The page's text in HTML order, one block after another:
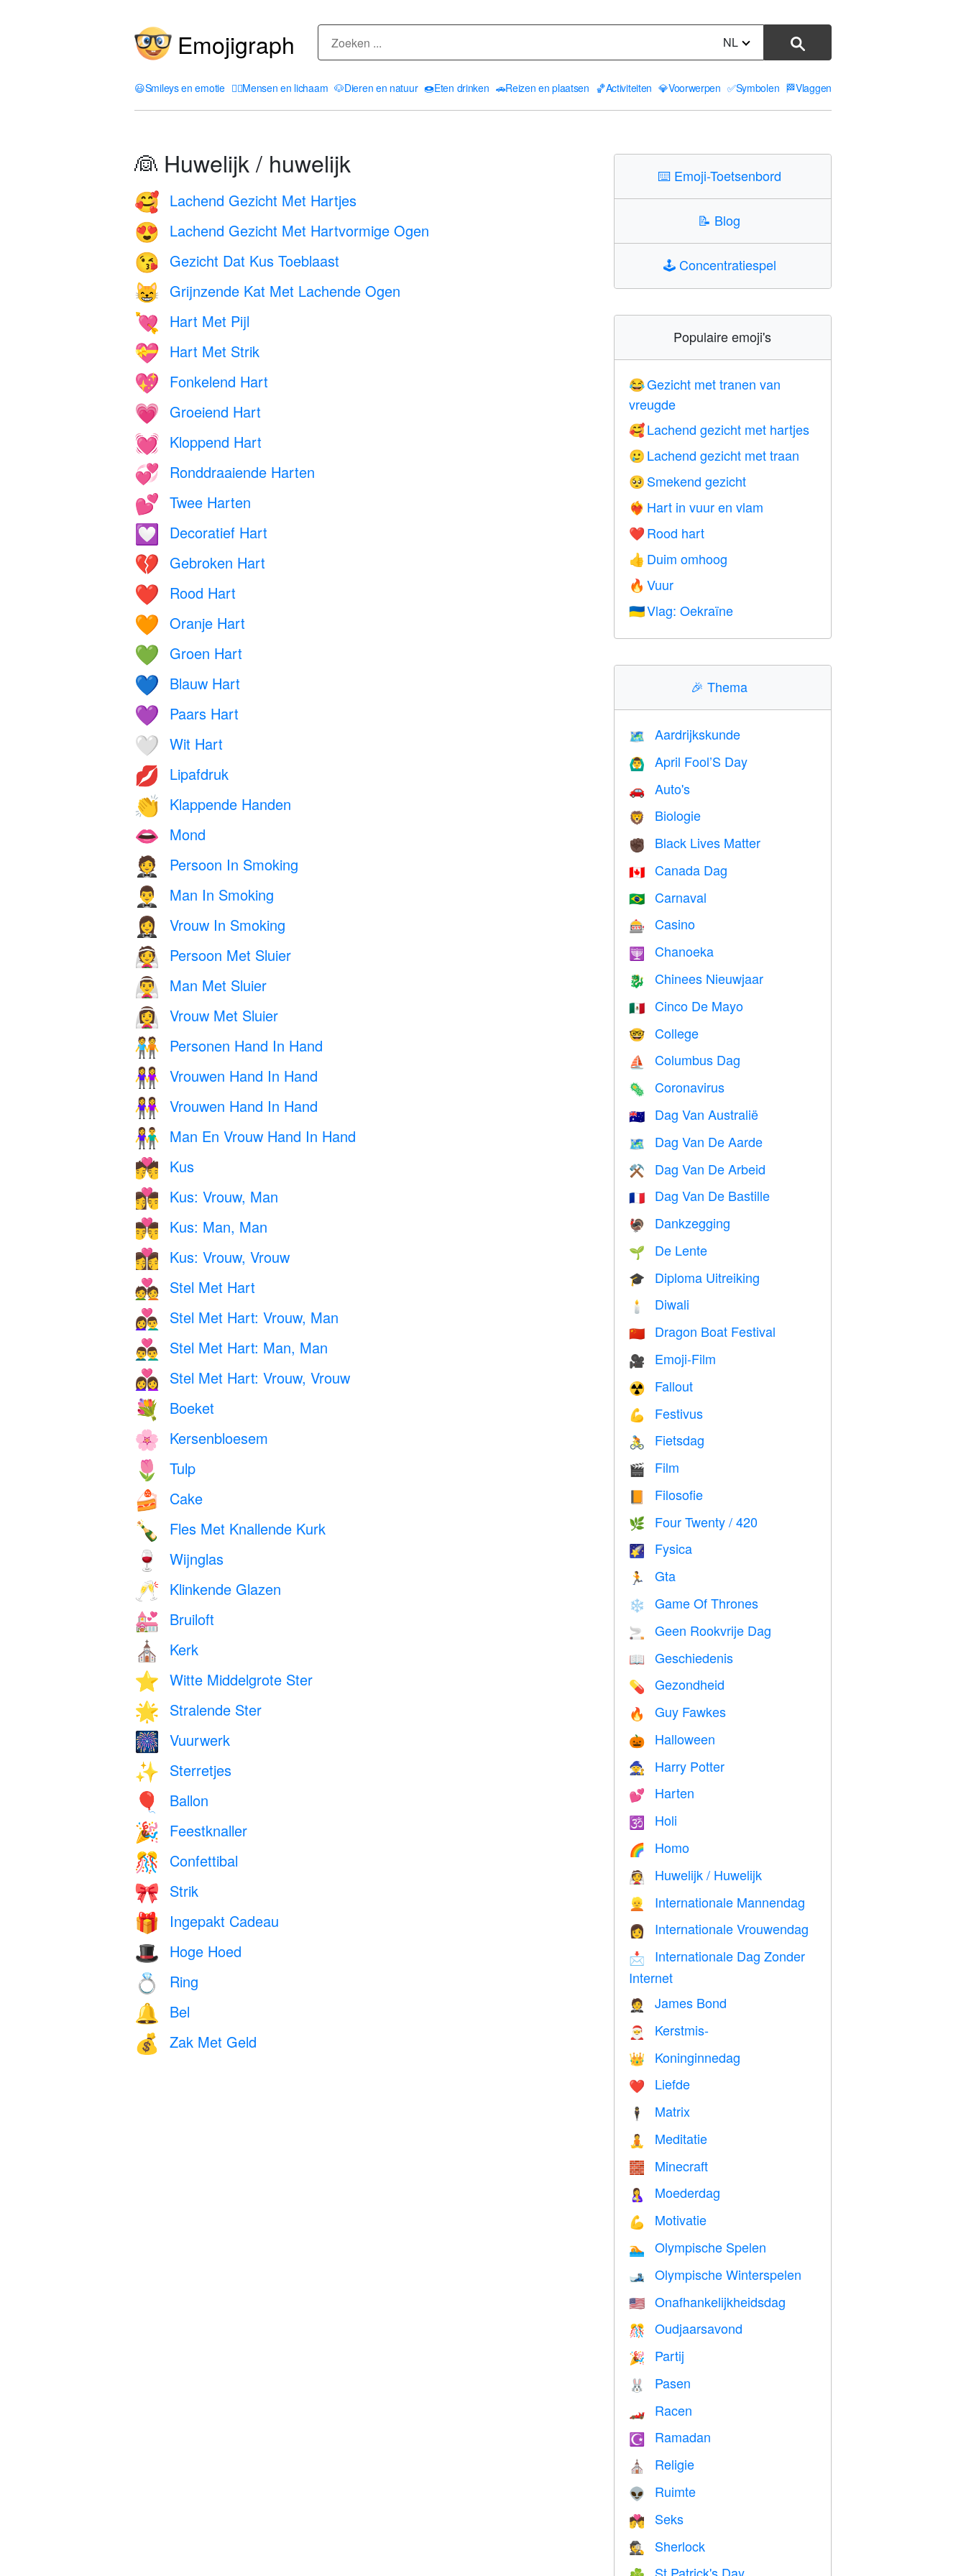
Emojigraph NL
😃Smileys en emotie 🤦‍♀️Mensen en lichaam 🐶Dieren en natuur 🍩Eten drinken 🚗Reizen en plaatsen 🏀Activiteiten 💎Voorwerpen ✅Symbolen 🏁Vlaggen
👰 Huwelijk / huwelijk
🥰 Lachend Gezicht Met Hartjes
😍 Lachend Gezicht Met Hartvormige Ogen
😘 Gezicht Dat Kus Toeblaast
😸 Grijnzende Kat Met Lachende Ogen
💘 Hart Met Pijl
💝 Hart Met Strik
💖 Fonkelend Hart
💗 Groeiend Hart
💓 Kloppend Hart
💞 Ronddraaiende Harten
💕 Twee Harten
💟 Decoratief Hart
💔 Gebroken Hart
❤️ Rood Hart
🧡 Oranje Hart
💚 Groen Hart
💙 Blauw Hart
💜 Paars Hart
🤍 Wit Hart
💋 Lipafdruk
👏 Klappende Handen
👄 Mond
🤵 Persoon In Smoking
🤵‍♂️ Man In Smoking
🤵‍♀️ Vrouw In Smoking
👰 Persoon Met Sluier
👰‍♂️ Man Met Sluier
👰‍♀️ Vrouw Met Sluier
🧑‍🤝‍🧑 Personen Hand In Hand
👭 Vrouwen Hand In Hand
👭 Vrouwen Hand In Hand
👫 Man En Vrouw Hand In Hand
💏 Kus
👩‍❤️‍💋‍👨 Kus: Vrouw, Man
👨‍❤️‍💋‍👨 Kus: Man, Man
👩‍❤️‍💋‍👩 Kus: Vrouw, Vrouw
💑 Stel Met Hart
👩‍❤️‍👨 Stel Met Hart: Vrouw, Man
👨‍❤️‍👨 Stel Met Hart: Man, Man
👩‍❤️‍👩 Stel Met Hart: Vrouw, Vrouw
💐 Boeket
🌸 Kersenbloesem
🌷 Tulp
🍰 Cake
🍾 Fles Met Knallende Kurk
🍷 Wijnglas
🥂 Klinkende Glazen
💒 Bruiloft
⛪ Kerk
⭐ Witte Middelgrote Ster
🌟 Stralende Ster
🎆 Vuurwerk
✨ Sterretjes
🎈 Ballon
🎉 Feestknaller
🎊 Confettibal
🎀 Strik
🎁 Ingepakt Cadeau
🎩 Hoge Hoed
💍 Ring
🔔 Bel
💰 Zak Met Geld
⌨️ Emoji-Toetsenbord
📝 Blog
🕹️Concentratiespel
Populaire emoji's
😂Gezicht met tranen van
vreugde
🥰 Lachend gezicht met hartjes
🥲 Lachend gezicht met traan
🥺 Smekend gezicht
❤️‍🔥 Hart in vuur en vlam
❤️ Rood hart
👍 Duim omhoog
🔥 Vuur
🇺🇦Vlag: Oekraïne
🎉Thema
🗺 Aardrijkskunde
🙆‍♂️ April Fool’S Day
🚗 Auto's
🦁 Biologie
✊🏿 Black Lives Matter
🇨🇦 Canada Dag
🇧🇷 Carnaval
🎰 Casino
🕎 Chanoeka
🐉 Chinees Nieuwjaar
🇲🇽 Cinco De Mayo
🤓 College
⛵️ Columbus Dag
🦠 Coronavirus
🇦🇺 Dag Van Australië
🗺️ Dag Van De Aarde
⚒️ Dag Van De Arbeid
🇫🇷 Dag Van De Bastille
🦃 Dankzegging
🌱 De Lente
🎓 Diploma Uitreiking
🕯 Diwali
🇨🇳 Dragon Boat Festival
🎥 Emoji-Film
☢️ Fallout
💪 Festivus
🚴 Fietsdag
🎬 Film
📙 Filosofie
🌿 Four Twenty / 420
🌠 Fysica
🏃 Gta
❄️ Game Of Thrones
🚬 Geen Rookvrije Dag
📖 Geschiedenis
💊 Gezondheid
🔥 Guy Fawkes
🎃 Halloween
🧙 Harry Potter
💕 Harten
🕉 Holi
🌈 Homo
👰 Huwelijk / Huwelijk
👱 Internationale Mannendag
👩 Internationale Vrouwendag
📩
Internationale Dag Zonder
Internet
🤵 James Bond
🎅 Kerstmis-
👑 Koninginnedag
❤️️ Liefde
🕴️ Matrix
🧘 Meditatie
🧱 Minecraft
🤱 Moederdag
💪 Motivatie
🏊 Olympische Spelen
🎿 Olympische Winterspelen
🇺🇸 Onafhankelijkheidsdag
🎊 Oudjaarsavond
🎉 Partij
🐰 Pasen
🏎 Racen
☪️ Ramadan
⛪️ Religie
👽 Ruimte
💏 Seks
🕵️ Sherlock